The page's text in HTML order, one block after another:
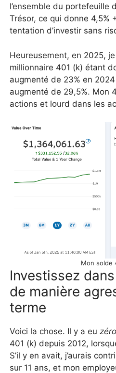
l’ensemble du portefeuille
Trésor, ce qui donne 4,5%
tentation d’investir sans
Heureusement, en 2025,
millionnaire 401 (k) étant
augmenté de 23% en
augmenté de 29,5%. Mon
actions et lourd dans les
Mon solde
Investissez
de manière
terme
Voici la chose. Il y a eu zéro
401 (k) depuis 2012,
S’il y en avait, j’aurais
sur 11 ans, et mon